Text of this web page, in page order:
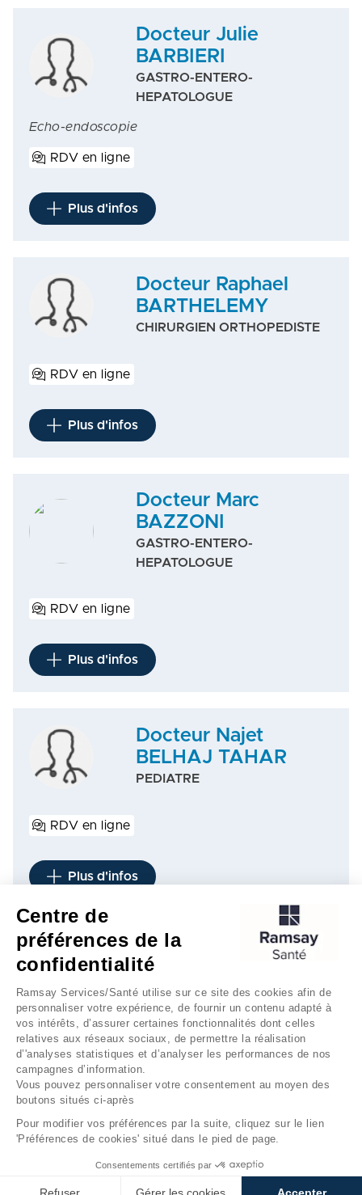
Docteur Julie
BARBIERI
GASTRO-ENTERO-
HEPATOLOGUE
Echo-endoscopie
RDV en ligne
Plus d'infos
Docteur Raphael
BARTHELEMY
CHIRURGIEN ORTHOPEDISTE
RDV en ligne
Plus d'infos
Docteur Marc
BAZZONI
GASTRO-ENTERO-
HEPATOLOGUE
RDV en ligne
Plus d'infos
Docteur Najet
BELHAJ TAHAR
PEDIATRE
RDV en ligne
Plus d'infos
1 2 3 …
Données personnelles
Centre de
préférences de la
confidentialité
Ramsay Services/Santé utilise sur ce site des cookies afin de
personnaliser votre expérience, de fournir un contenu adapté à
vos intérêts, d’assurer certaines fonctionnalités dont celles
relatives aux réseaux sociaux, de permettre la réalisation
d’'analyses statistiques et d’analyser les performances de nos
campagnes d’information.
Vous pouvez personnaliser votre consentement au moyen des
boutons situés ci-après
Pour modifier vos préférences par la suite, cliquez sur le lien
'Préférences de cookies' situé dans le pied de page.
Consentements certifiés par